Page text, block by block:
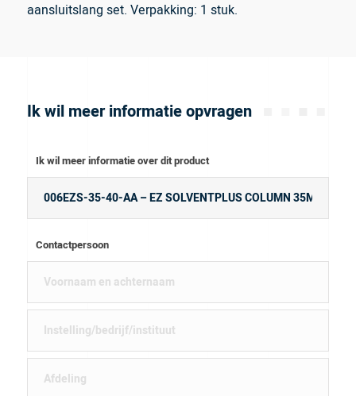
aansluitslang set. Verpakking: 1 stuk.
Ik wil meer informatie opvragen
Ik wil meer informatie over dit product
Contactpersoon